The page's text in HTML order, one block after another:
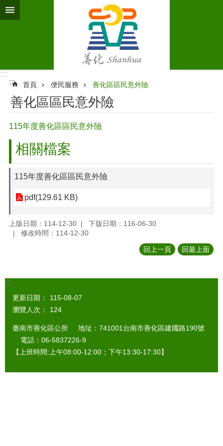
跳到主要內容區塊
:::
:::
首頁 便民服務 善化區區民意外險
善化區區民意外險
115年度善化區區民意外險
相關檔案
115年度善化區區民意外險
pdf(129.61 KB)
上版日期：114-12-30
下版日期：116-06-30
修改時間：114-12-30
回上一頁 回最上面
:::
更新日期：
115-08-07
瀏覽人次：
124
臺南市善化區公所 地址：741001台南市善化區建國路190號
電話：06-5837226-9
【上班時間:上午08:00-12:00；下午13:30-17:30】